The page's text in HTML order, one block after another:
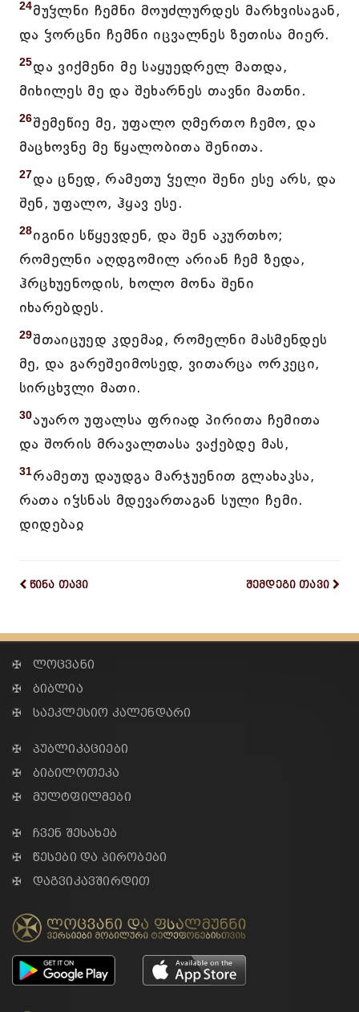
24მუჴლნი ჩემნი მოუძლურდეს მარხვისაგან,
და ჴორცნი ჩემნი იცვალნეს ზეთისა მიერ.
25და ვიქმენი მე საყუედრელ მათდა,
მიხილეს მე და შეხარნეს თავნი მათნი.
26შემეწიე მე, უფალო ღმერთო ჩემო, და
მაცხოვნე მე წყალობითა შენითა.
27და ცნედ, რამეთუ ჴელი შენი ესე არს, და
შენ, უფალო, ჰყავ ესე.
28იგინი სწყევდენ, და შენ აკურთხო;
რომელნი აღდგომილ არიან ჩემ ზედა,
ჰრცხუენოდის, ხოლო მონა შენი
იხარებდეს.
29შთაიცუედ კდემაჲ, რომელნი მასმენდეს
მე, და გარეშეიმოსედ, ვითარცა ორკეცი,
სირცხჳლი მათი.
30აუარო უფალსა ფრიად პირითა ჩემითა
და შორის მრავალთასა ვაქებდე მას,
31რამეთუ დაუდგა მარჯუენით გლახაკსა,
რათა იჴსნას მდევართაგან სული ჩემი.
დიდებაჲ
წინა თავი შემდეგი თავი
✠ ლოცვანი
✠ ბიბლია
✠ საეკლესიო კალენდარი
✠ პუბლიკაციები
✠ ბიბილოთეკა
✠ მულტფილმები
✠ ჩვენ შესახებ
✠ წესები და პირობები
✠ დაგვიკავშირდით